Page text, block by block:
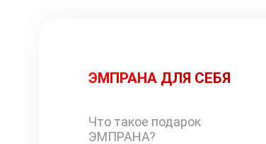
ЭМПРАНА ДЛЯ СЕБЯ
Что такое подарок
ЭМПРАНА?